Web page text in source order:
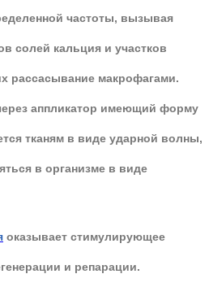
частоты, вызывая
солей кальция и участков
рассасывание макрофагами.
аппликатор имеющий форму
тканям в виде ударной волны,
в организме в виде
оказывает стимулирующее
и репарации.